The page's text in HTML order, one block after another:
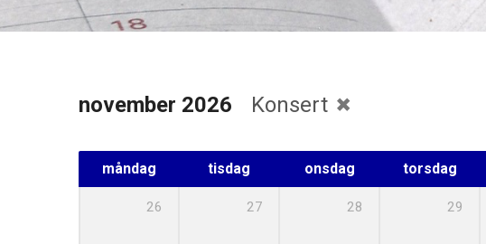
november 2026 Konsert
måndag tisdag onsdag torsdag
26 27 28 29